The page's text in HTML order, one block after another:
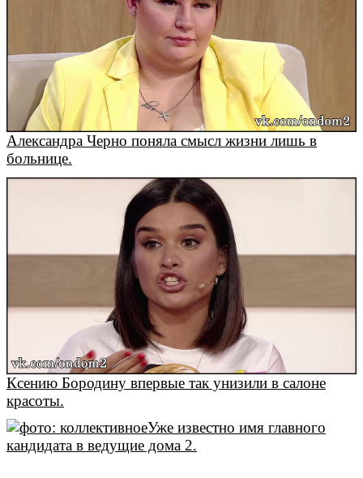
Александра Черно поняла смысл жизни лишь в
больнице.
Ксению Бородину впервые так унизили в салоне
красоты.
Уже известно имя главного
кандидата в ведущие дома 2.